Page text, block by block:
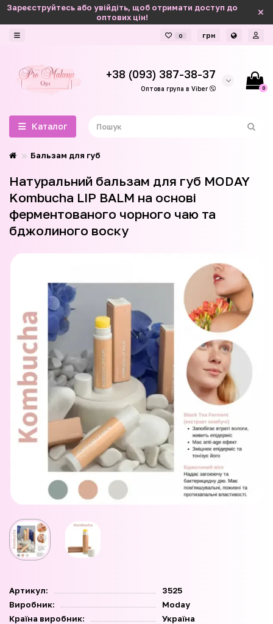
Зареєструйтесь або увійдіть, щоб отримати доступ до
оптових цін!
0 грн
+38 (093) 387-38-37
Оптова група в Viber 0
Каталог
Бальзам для губ
Натуральний бальзам для губ MODAY
Kombucha LIP BALM на основі
ферментованого чорного чаю та
бджолиного воску
Артикул:
3525
Виробник:
Moday
Країна виробник:
Україна